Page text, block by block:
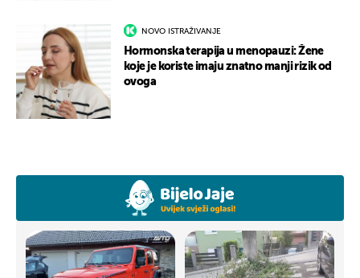
NOVO ISTRAŽIVANJE
Hormonska terapija u menopauzi: Žene
koje je koriste imaju znatno manji rizik od
ovoga